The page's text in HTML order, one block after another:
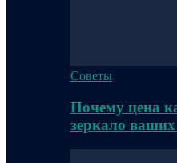
Советы
Почему цена
зеркало